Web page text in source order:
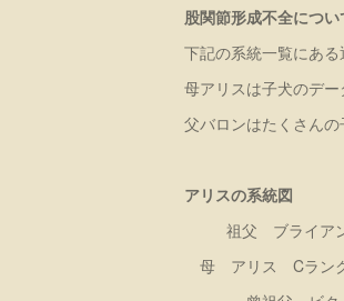
股関節形成不全につい
下記の系統一覧にあ
母アリスは子犬のデ
父バロンはたくさん
アリスの系統図
祖父 ブライアン
母 アリス Cランク